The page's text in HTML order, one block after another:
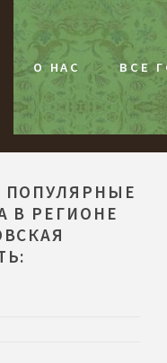
О НАС ВСЕ
ПОПУЛЯРНЫЕ
В РЕГИОНЕ